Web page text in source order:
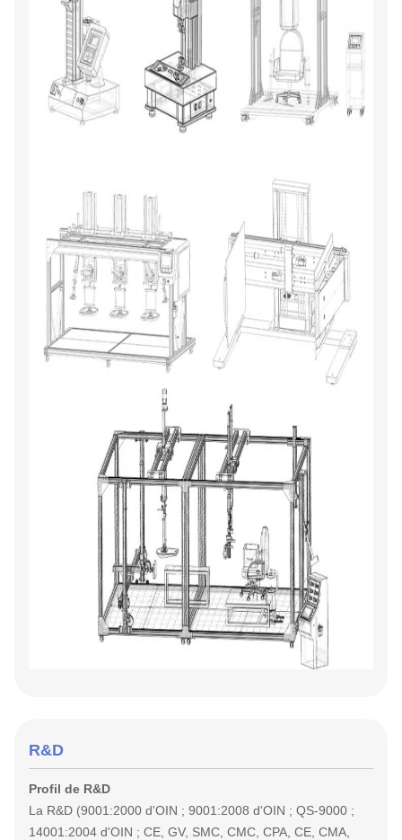
R&D
Profil de R&D
La R&D (9001:2000 d'OIN ; 9001:2008 d'OIN ; QS-9000 ;
14001:2004 d'OIN ; CE, GV, SMC, CMC, CPA, CE, CMA,